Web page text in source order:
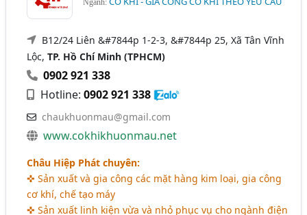
Ngành:
B12/24 Liên &#7844p 1-2-3, &#7844p 25, Xã Tân Vĩnh
Lộc,TP. Hồ Chí Minh (TPHCM)
0902 921 338
Hotline:0902 921 338
chaukhuonmau@gmail.com
www.cokhikhuonmau.net
Châu Hiệp Phát chuyên:
✜ Sản xuất và gia công các mặt hàng kim loại, gia công
cơ khí, chế tạo máy
✜ Sản xuất linh kiện vừa và nhỏ phục vụ cho ngành điện